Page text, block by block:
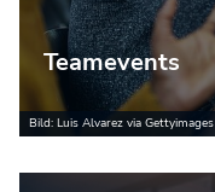
Teamevents
Bild: Luis Alvarez via Gettyimages